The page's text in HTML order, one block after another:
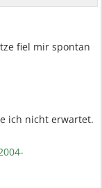
fiel mir spontan
ich nicht erwartet.